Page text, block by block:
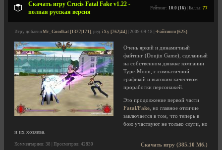
Скачать игру Crucis Fatal Fake v1.22 -
полная русская версия
Рейтинг: 10.0 (16) | Баллы: 77
Игру добавил Mr_Goodkat [1327|171], ред. iXy [762|44] | 2009-09-18 | Файтинги (625)
Очень яркий и динамичный
файтинг (Doujin Game), сделанный
на собственном движке компании
Type-Moon, с симпатичной
графикой и высоким качеством
проработки персонажей.
Это продолжение первой части
Fatal/Fake , но главное отличие
заключается в том, что теперь в
бою участвуют не только слуги, но
и их хозяева.
Скачать игру (385.10 Мб.)
Комментариев: 38 | Просмотров: 42830